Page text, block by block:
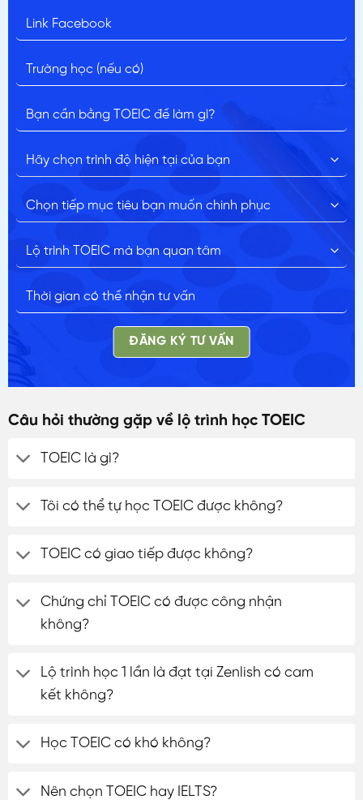
ĐĂNG KÝ TƯ VẤN
Câu hỏi thường gặp về lộ trình học TOEIC
TOEIC là gì?
Tôi có thể tự học TOEIC được không?
TOEIC có giao tiếp được không?
Chứng chỉ TOEIC có được công nhận
không?
Lộ trình học 1 lần là đạt tại Zenlish có cam
kết không?
Học TOEIC có khó không?
Nên chọn TOEIC hay IELTS?